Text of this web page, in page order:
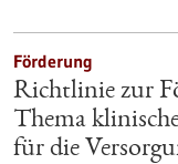
Förderung
Richtlinie zur
Thema
für die